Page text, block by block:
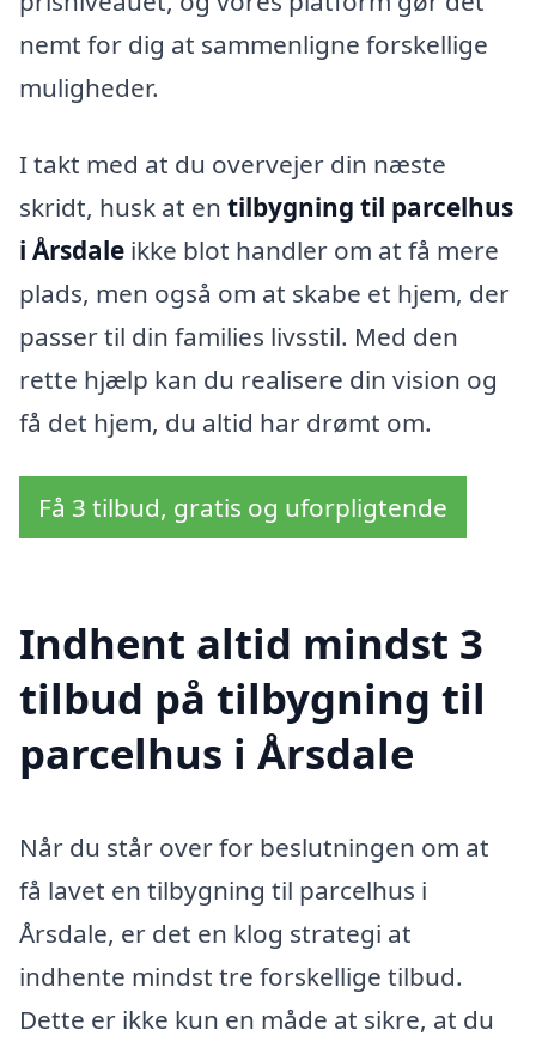
nemt for dig at sammenligne forskellige
muligheder.
I takt med at du overvejer din næste
skridt, husk at en tilbygning til parcelhus
i Årsdale ikke blot handler om at få mere
plads, men også om at skabe et hjem, der
passer til din families livsstil. Med den
rette hjælp kan du realisere din vision og
få det hjem, du altid har drømt om.
Få 3 tilbud, gratis og uforpligtende
Indhent altid mindst 3
tilbud på tilbygning til
parcelhus i Årsdale
Når du står over for beslutningen om at
få lavet en tilbygning til parcelhus i
Årsdale, er det en klog strategi at
indhente mindst tre forskellige tilbud.
Dette er ikke kun en måde at sikre, at du